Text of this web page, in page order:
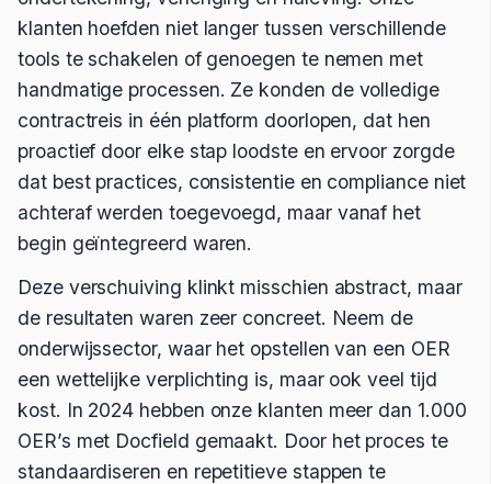
klanten hoefden niet langer tussen verschillende
tools te schakelen of genoegen te nemen met
handmatige processen. Ze konden de volledige
contractreis in één platform doorlopen, dat hen
proactief door elke stap loodste en ervoor zorgde
dat best practices, consistentie en compliance niet
achteraf werden toegevoegd, maar vanaf het
begin geïntegreerd waren.
Deze verschuiving klinkt misschien abstract, maar
de resultaten waren zeer concreet. Neem de
onderwijssector, waar het opstellen van een OER
een wettelijke verplichting is, maar ook veel tijd
kost. In 2024 hebben onze klanten meer dan 1.000
OER’s met Docfield gemaakt. Door het proces te
standaardiseren en repetitieve stappen te